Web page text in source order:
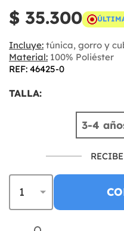
$ 35.300
Incluye: túnica, gorro y
Material: 100% Poliéster
REF: 46425-0
TALLA:
3-4